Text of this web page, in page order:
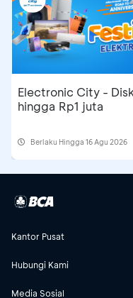
Electronic City -
hingga Rp1 juta
Berlaku Hingga 16 Agu 2026
Kantor Pusat
Hubungi Kami
Media Sosial